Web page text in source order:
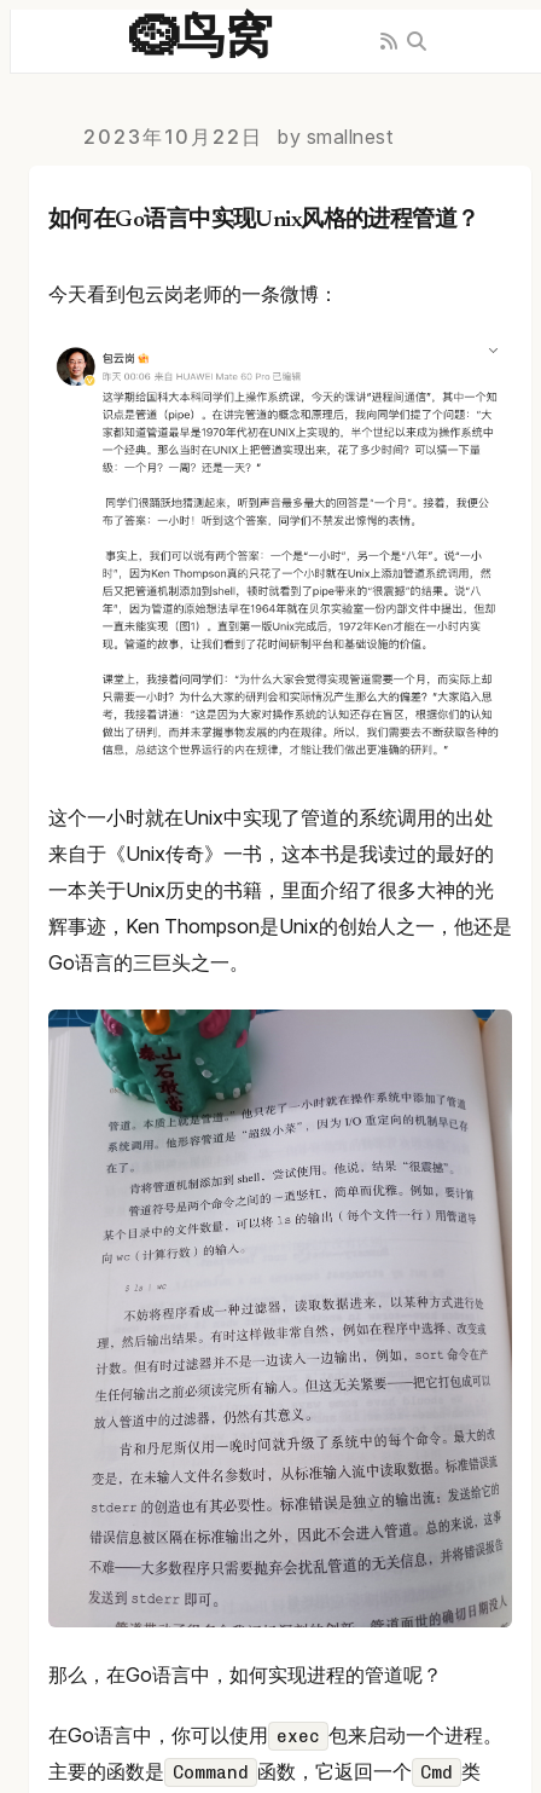
🪹鸟窝
2023年10月22日 by smallnest
如何在Go语言中实现Unix风格的进程管道？
今天看到包云岗老师的一条微博：
这个一小时就在Unix中实现了管道的系统调用的出处
来自于《Unix传奇》一书，这本书是我读过的最好的
一本关于Unix历史的书籍，里面介绍了很多大神的光
辉事迹，Ken Thompson是Unix的创始人之一，他还是
Go语言的三巨头之一。
那么，在Go语言中，如何实现进程的管道呢？
在Go语言中，你可以使用 exec 包来启动一个进程。
主要的函数是 Command 函数，它返回一个 Cmd 类